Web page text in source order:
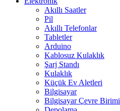
Akıllı Saatler
Pil
Akıllı Telefonlar
Tabletler
Arduino
Kablosuz Kulaklık
Şarj Standı
Kulaklık
Küçük Ev Aletleri
Bilgisayar
Bilgisayar Çevre Birimi